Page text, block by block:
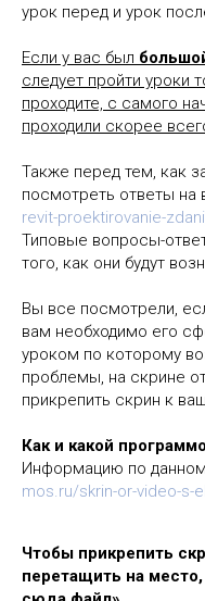
урок перед и урок
Если у вас был
следует пройти уроки
проходите, с самого
проходили скорее
Также перед тем, как
посмотреть ответы на
revit-proektirovanie-
Типовые вопросы-
того, как они будут
Вы все посмотрели,
вам необходимо его
уроком по которому
проблемы, на скрине
прикрепить скрин к
Как и какой
Информацию по
mos.ru/skrin-or-video-s-
Чтобы прикрепить
перетащить на